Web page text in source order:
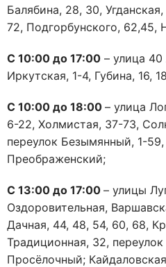
Балябина, 28, 30,
72, Подгорбунского, 62,45,
С 10:00 до 17:00 – улица 40
Иркутская, 1-4, Губина, 16,
С 10:00 до 18:00 – улица
6-22, Холмистая, 37-73,
переулок Безымянный, 1-
Преображенский;
С 13:00 до 17:00 – улицы
Оздоровительная,
Дачная, 44, 48, 54, 60, 68,
Традиционная, 32, переулок
Просёлочный;